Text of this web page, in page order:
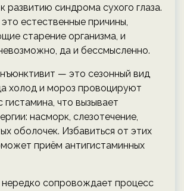
развитию синдрома сухого глаза.
естественные причины,
старение организма, и
да и бессмысленно.
— это сезонный вид
холод и мороз провоцируют
гистамина, что вызывает
насморк, слезотечение,
оболочек. Избавиться от этих
приём антигистаминных
нередко сопровождает процесс